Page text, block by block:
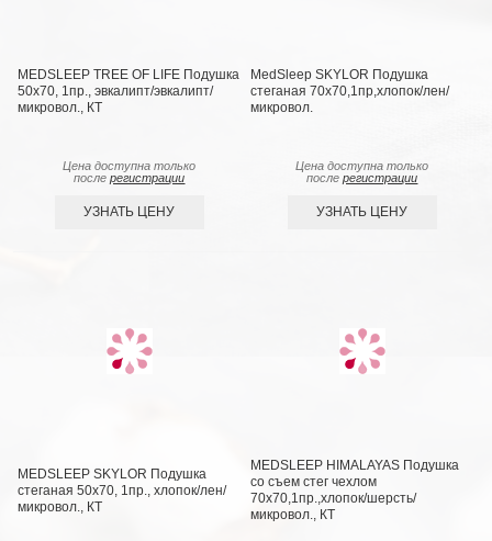
MEDSLEEP TREE OF LIFE Подушка
50х70, 1пр., эвкалипт/эвкалипт/
микровол., КТ
Цена доступна только
послерегистрации
УЗНАТЬ ЦЕНУ
MedSleep SKYLOR Подушка
стеганая 70х70,1пр,хлопок/лен/
микровол.
Цена доступна только
послерегистрации
УЗНАТЬ ЦЕНУ
MEDSLEEP SKYLOR Подушка
стеганая 50х70, 1пр., хлопок/лен/
микровол., КТ
MEDSLEEP HIMALAYAS Подушка
со съем стег чехлом
70х70,1пр.,хлопок/шерсть/
микровол., КТ